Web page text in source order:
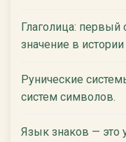
Глаголица: первый
значение в истории
Рунические
систем символов.
Язык знаков — это